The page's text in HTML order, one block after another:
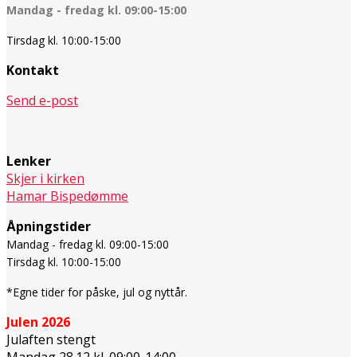
Mandag - fredag kl. 09:00-15:00
Tirsdag kl. 10:00-15:00
Kontakt
Send e-post
Lenker
Skjer i kirken
Hamar Bispedømme
Åpningstider
Mandag - fredag kl. 09:00-15:00
Tirsdag kl. 10:00-15:00
*Egne tider for påske, jul og nyttår.
Julen 2026
Julaften stengt